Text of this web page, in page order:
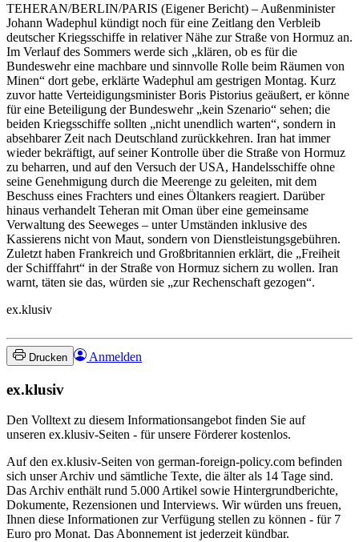
TEHERAN/BERLIN/PARIS (Eigener Bericht) – Außenminister
Johann Wadephul kündigt noch für eine Zeitlang den Verbleib
deutscher Kriegsschiffe in relativer Nähe zur Straße von Hormuz an.
Im Verlauf des Sommers werde sich „klären, ob es für die
Bundeswehr eine machbare und sinnvolle Rolle beim Räumen von
Minen“ dort gebe, erklärte Wadephul am gestrigen Montag. Kurz
zuvor hatte Verteidigungsminister Boris Pistorius geäußert, er könne
für eine Beteiligung der Bundeswehr „kein Szenario“ sehen; die
beiden Kriegsschiffe sollten „nicht unendlich warten“, sondern in
absehbarer Zeit nach Deutschland zurückkehren. Iran hat immer
wieder bekräftigt, auf seiner Kontrolle über die Straße von Hormuz
zu beharren, und auf den Versuch der USA, Handelsschiffe ohne
seine Genehmigung durch die Meerenge zu geleiten, mit dem
Beschuss eines Frachters und eines Öltankers reagiert. Darüber
hinaus verhandelt Teheran mit Oman über eine gemeinsame
Verwaltung des Seeweges – unter Umständen inklusive des
Kassierens nicht von Maut, sondern von Dienstleistungsgebühren.
Zuletzt haben Frankreich und Großbritannien erklärt, die „Freiheit
der Schifffahrt“ in der Straße von Hormuz sichern zu wollen. Iran
warnt, täten sie das, würden sie „zur Rechenschaft gezogen“.
ex.klusiv
Drucken Anmelden
ex.klusiv
Den Volltext zu diesem Informationsangebot finden Sie auf
unseren ex.klusiv-Seiten - für unsere Förderer kostenlos.
Auf den ex.klusiv-Seiten von german-foreign-policy.com befinden
sich unser Archiv und sämtliche Texte, die älter als 14 Tage sind.
Das Archiv enthält rund 5.000 Artikel sowie Hintergrundberichte,
Dokumente, Rezensionen und Interviews. Wir würden uns freuen,
Ihnen diese Informationen zur Verfügung stellen zu können - für 7
Euro pro Monat. Das Abonnement ist jederzeit kündbar.